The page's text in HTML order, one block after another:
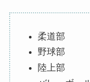
柔道部
野球部
陸上部